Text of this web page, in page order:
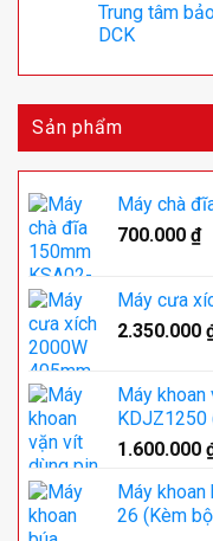
Trung tâm
DCK
Sản phẩm
Máy chà
700.000 ₫
Máy cưa
2.350.000
Máy
KDJZ1250
1.600.000
Máy khoan
26 (Kèm